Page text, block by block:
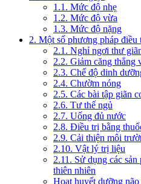
1.1. Mức độ nhẹ
1.2. Mức độ vừa
1.3. Mức độ nặng
2. Một số phương pháp
2.1. Nghỉ ngơi thư
2.2. Giảm căng thẳng
2.3. Chế độ dinh
2.4. Chườm nóng
2.5. Các bài tập giãn
2.6. Tư thế ngủ
2.7. Uống đủ nước
2.8. Điều trị bằng
2.9. Cải thiện môi
2.10. Vật lý trị liệu
2.11. Sử dụng các
thiên nhiên
Hoạt huyết dưỡng